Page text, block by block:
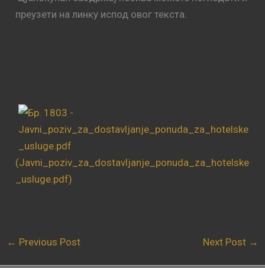
преузети на линку испод овог текста.
(Javni_poziv_za_dostavljanje_ponuda_za_hotelske
_usluge.pdf)
← Previous Post Next Post →